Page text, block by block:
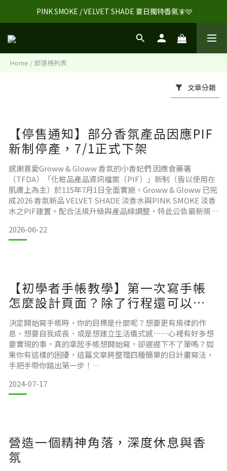
PINK SMOKE / VELVET SHADE 夏日獨特香氣🧚🩵
Home / 部落格列表
文章分類
【停售通知】部分香氛產品因應PIF
新制停產，7/1正式下架
感謝喜愛Groww & Gloww 香氛的小香妃們 因應食藥署
（TFDA）「化粧品產品資訊檔案（PIF）」新制（皆以使用在
肌膚上為主）於115年7月1日全面實施，Groww & Gloww 已完
成2026 香氛新品 VELVET SHADE 淡香水與PINK SMOKE 淡香
水之PIF建置。配合法規升級與產品線調整，特此公告最新規
起，Groww & Gloww 於市面上繼續上架與販售下列已完成PIF
建置
2026-06-22
【初學者手帳教學】第一次寫手帳
怎麼設計頁面？除了行程還可以寫
什麼？
決定開始寫手帳時，你的目標是什麼呢？想要更有規律的作
息、想要自我成長、或是想建立生活儀式感⋯⋯心裡有好多想
要實現的事，真的拿起手帳想開始寫，卻遲遲下不了筆嗎？如
果你有這樣的困擾，這篇文章將整理四種簡單的日計畫寫法，
手把手帶你踏出第一步！
手帳怎麼寫？如何用手帳規劃生活、反思成長
進行目標執行的規劃與進度追蹤。而這樣的日計畫寫法並沒有
任何侷限，可以因應個人想要著重紀錄的重點進行調整。
2024-07-17
營造一個精神角落，深度休息與香
氛